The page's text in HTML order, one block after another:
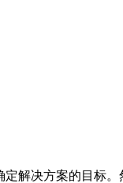
解决方案的目标